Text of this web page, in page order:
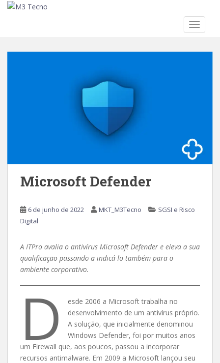
Microsoft Defender
6 de junho de 2022 MKT_M3Tecno
SGSI e Risco
Digital
A ITPro avalia o antivírus Microsoft Defender e eleva a sua
qualificação passando a indicá-lo também para o
ambiente corporativo.
D
esde 2006 a Microsoft trabalha no
desenvolvimento de um antivírus próprio.
A solução, que inicialmente denominou
Windows Defender, foi por muitos anos
um Firewall que, aos poucos, passou a incorporar
recursos antimalware. Em 2009 a Microsoft lançou seu